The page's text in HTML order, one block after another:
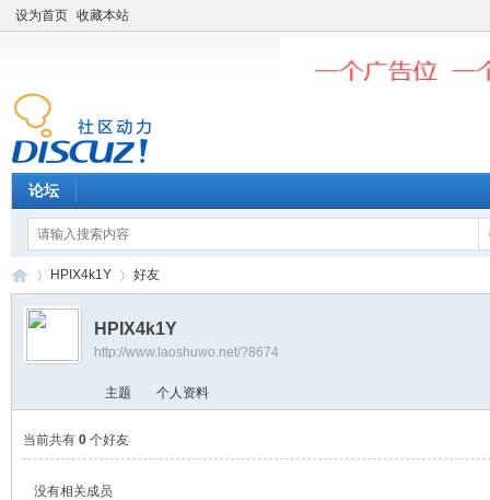
设为首页 收藏本站
论坛
›
HPIX4k1Y 好友
HPIX4k1Y
http://www.laoshuwo.net/?8674
主题 个人资料
当前共有 0个好友
没有相关成员